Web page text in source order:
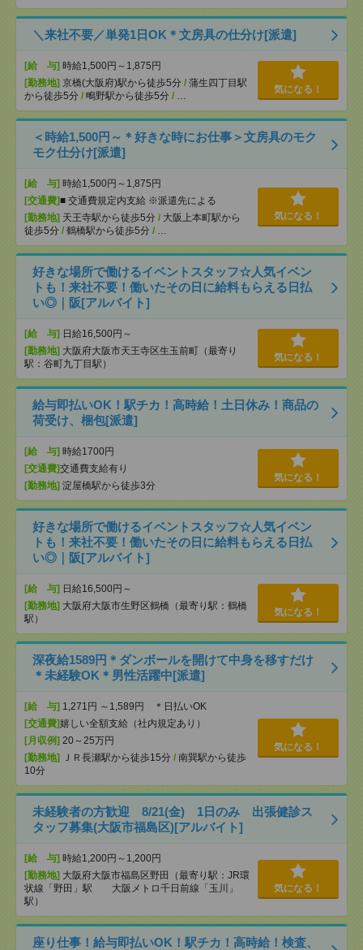
＼来社不要／単発1日OK＊文房具の仕分け[派遣]
[給 与] 時給1,500円～1,875円
[勤務地] 京橋(大阪府)駅から徒歩5分 / 蒲生四丁目駅
から徒歩5分 / 鴫野駅から徒歩5分 / …
気になる！
＜時給1,500円～＊好きな時にお仕事＞文房具のモク
モク仕分け[派遣]
[給 与] 時給1,500円～1,875円
[交通費]■ 交通費規定内支給 ※派遣先による
[勤務地] 天王寺駅から徒歩5分 / 大阪上本町駅から
徒歩5分 / 鶴橋駅から徒歩5分 / …
気になる！
好きな場所で働けるイベントスタッフ☆人気イベン
トも！来社不要！働いたその日に給料もらえる日払
い◎｜阪[アルバイト]
[給 与] 日給16,500円～
[勤務地] 大阪府大阪市天王寺区生玉前町（最寄り
駅：谷町九丁目駅）
気になる！
給与即払いOK！駅チカ！高時給！土日休み！商品の
荷受け、梱包[派遣]
[給 与] 時給1700円
[交通費]交通費支給有り
[勤務地] 淀屋橋駅から徒歩3分
気になる！
好きな場所で働けるイベントスタッフ☆人気イベン
トも！来社不要！働いたその日に給料もらえる日払
い◎｜阪[アルバイト]
[給 与] 日給16,500円～
[勤務地] 大阪府大阪市生野区鶴橋（最寄り駅：鶴橋
駅）
気になる！
深夜給1589円＊ダンボールを開けて中身を移すだけ
＊未経験OK＊男性活躍中[派遣]
[給 与] 1,271円 ～1,589円 ＊日払いOK
[交通費]嬉しい全額支給（社内規定あり）
[月収例] 20～25万円
[勤務地]
ＪＲ長瀬駅から徒歩15分 / 南巽駅から徒歩
10分
気になる！
未経験者の方歓迎 8/21(金) 1日のみ 出張健診ス
タッフ募集(大阪市福島区)[アルバイト]
[給 与] 時給1,200円～1,200円
[勤務地] 大阪府大阪市福島区野田（最寄り駅：JR環
状線「野田」駅 大阪メトロ千日前線「玉川」
駅）
気になる！
座り仕事！給与即払いOK！駅チカ！高時給！検査、